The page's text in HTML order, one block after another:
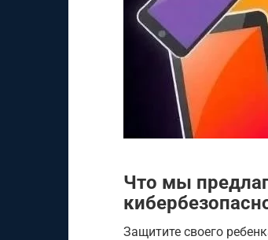
Что мы
Защитите своего